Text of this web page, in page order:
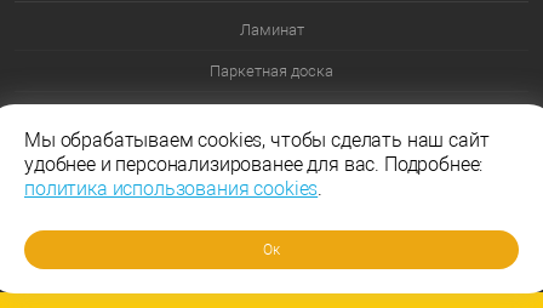
Ламинат
Паркетная доска
Ламинат 33 класс
Ламинат Эггер
Ламинат Таркетт
Мы обрабатываем cookies, чтобы сделать наш сайт
удобнее и персонализированее для вас. Подробнее:
политика использования cookies.
Ок